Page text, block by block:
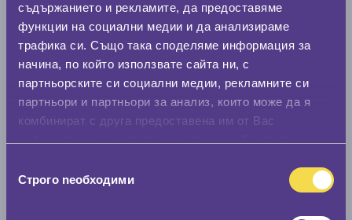
съдържанието и рекламите, да предоставяме
функции на социални медии и да анализираме
трафика си. Също така споделяме информация за
начина, по който използвате сайта ни, с
партньорските си социални медии, рекламните си
партньори и партньори за анализ, които може да я
комбинират с друга предоставена им от Вас
наСтрого nеобходими
Нов размер
Стар размер